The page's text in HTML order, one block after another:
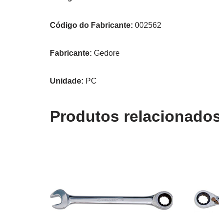
Código do Fabricante: 002562
Fabricante: Gedore
Unidade: PC
Produtos